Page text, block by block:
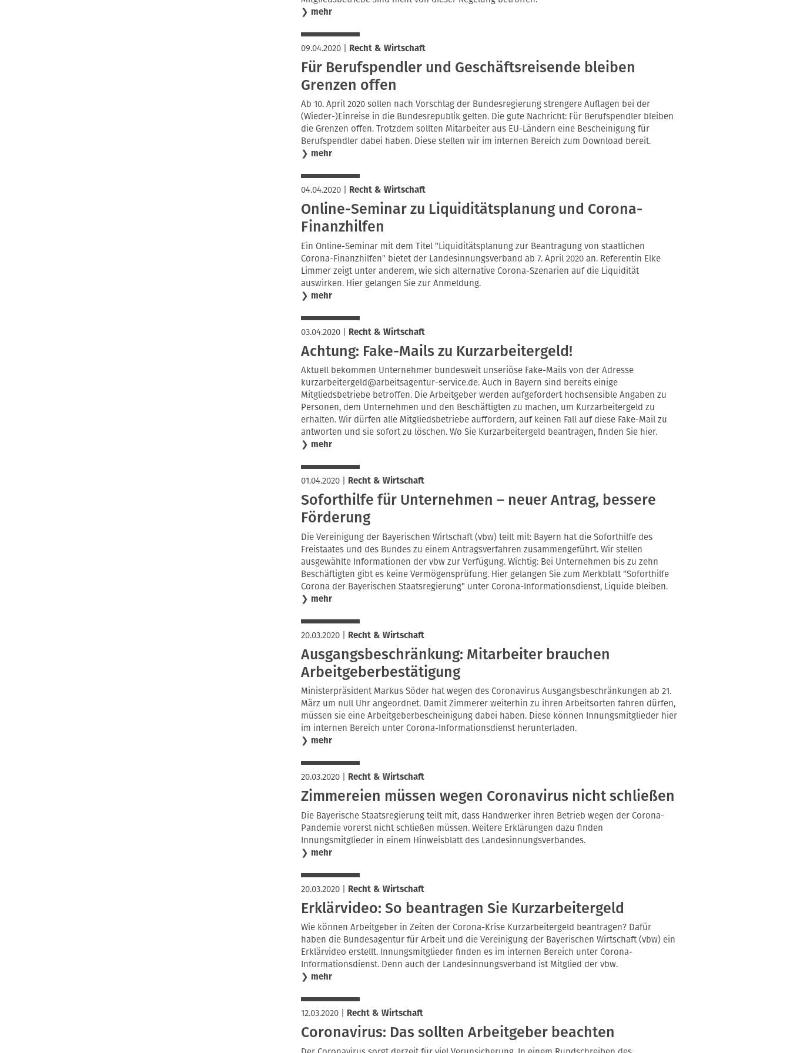
❯ mehr
09.04.2020| Recht & Wirtschaft
Für Berufspendler und Geschäftsreisende bleiben
Grenzen offen
Ab 10. April 2020 sollen nach Vorschlag der Bundesregierung strengere Auflagen bei der
(Wieder-)Einreise in die Bundesrepublik gelten. Die gute Nachricht: Für Berufspendler bleiben
die Grenzen offen. Trotzdem sollten Mitarbeiter aus EU-Ländern eine Bescheinigung für
Berufspendler dabei haben. Diese stellen wir im internen Bereich zum Download bereit.
❯ mehr
04.04.2020| Recht & Wirtschaft
Online-Seminar zu Liquiditätsplanung und Corona-
Finanzhilfen
Ein Online-Seminar mit dem Titel "Liquiditätsplanung zur Beantragung von staatlichen
Corona-Finanzhilfen" bietet der Landesinnungsverband ab 7. April 2020 an. Referentin Elke
Limmer zeigt unter anderem, wie sich alternative Corona-Szenarien auf die Liquidität
auswirken. Hier gelangen Sie zur Anmeldung.
❯ mehr
03.04.2020| Recht & Wirtschaft
Achtung: Fake-Mails zu Kurzarbeitergeld!
Aktuell bekommen Unternehmer bundesweit unseriöse Fake-Mails von der Adresse
kurzarbeitergeld@arbeitsagentur-service.de. Auch in Bayern sind bereits einige
Mitgliedsbetriebe betroffen. Die Arbeitgeber werden aufgefordert hochsensible Angaben zu
Personen, dem Unternehmen und den Beschäftigten zu machen, um Kurzarbeitergeld zu
erhalten. Wir dürfen alle Mitgliedsbetriebe auffordern, auf keinen Fall auf diese Fake-Mail zu
antworten und sie sofort zu löschen. Wo Sie Kurzarbeitergeld beantragen, finden Sie hier.
❯ mehr
01.04.2020| Recht & Wirtschaft
Soforthilfe für Unternehmen – neuer Antrag, bessere
Förderung
Die Vereinigung der Bayerischen Wirtschaft (vbw) teilt mit: Bayern hat die Soforthilfe des
Freistaates und des Bundes zu einem Antragsverfahren zusammengeführt. Wir stellen
ausgewählte Informationen der vbw zur Verfügung. Wichtig: Bei Unternehmen bis zu zehn
Beschäftigten gibt es keine Vermögensprüfung. Hier gelangen Sie zum Merkblatt "Soforthilfe
Corona der Bayerischen Staatsregierung" unter Corona-Informationsdienst, Liquide bleiben.
❯ mehr
20.03.2020| Recht & Wirtschaft
Ausgangsbeschränkung: Mitarbeiter brauchen
Arbeitgeberbestätigung
Ministerpräsident Markus Söder hat wegen des Coronavirus Ausgangsbeschränkungen ab 21.
März um null Uhr angeordnet. Damit Zimmerer weiterhin zu ihren Arbeitsorten fahren dürfen,
müssen sie eine Arbeitgeberbescheinigung dabei haben. Diese können Innungsmitglieder hier
im internen Bereich unter Corona-Informationsdienst herunterladen.
❯ mehr
20.03.2020| Recht & Wirtschaft
Zimmereien müssen wegen Coronavirus nicht schließen
Die Bayerische Staatsregierung teilt mit, dass Handwerker ihren Betrieb wegen der Corona-
Pandemie vorerst nicht schließen müssen. Weitere Erklärungen dazu finden
Innungsmitglieder in einem Hinweisblatt des Landesinnungsverbandes.
❯ mehr
20.03.2020| Recht & Wirtschaft
Erklärvideo: So beantragen Sie Kurzarbeitergeld
Wie können Arbeitgeber in Zeiten der Corona-Krise Kurzarbeitergeld beantragen? Dafür
haben die Bundesagentur für Arbeit und die Vereinigung der Bayerischen Wirtschaft (vbw) ein
Erklärvideo erstellt. Innungsmitglieder finden es im internen Bereich unter Corona-
Informationsdienst. Denn auch der Landesinnungsverband ist Mitglied der vbw.
❯ mehr
12.03.2020| Recht & Wirtschaft
Coronavirus: Das sollten Arbeitgeber beachten